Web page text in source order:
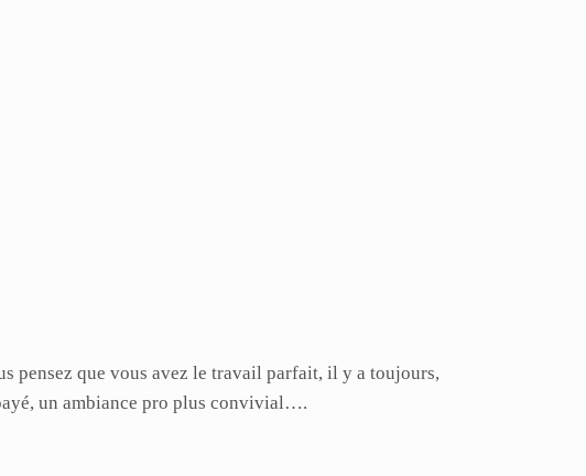
pensez que vous avez le travail parfait, il y a toujours,
un ambiance pro plus convivial….